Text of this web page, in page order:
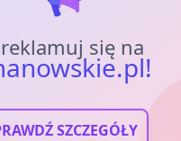
się na
SZCZEGÓŁY